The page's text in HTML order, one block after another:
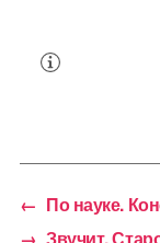
← По науке.